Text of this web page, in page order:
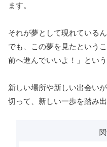
ます。
それが夢として現れているん
でも、この夢を見たという
前へ進んでいいよ！」という
新しい場所や新しい出会い
切って、新しい一歩を踏み